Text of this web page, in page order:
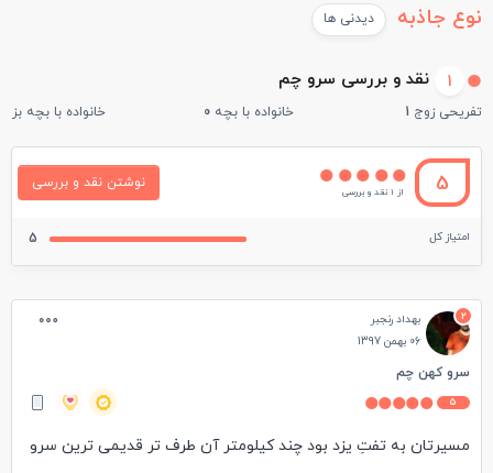
نوع جاذبه دیدنی ها
1 نقد و بررسی سرو چم
تفریحی زوج 1 خانواده با بچه 0 خانواده با بچه
5 از 1 نقد و بررسی
نوشتن نقد و بررسی
امتیاز کل 5
2
بهداد رنجبر
06 بهمن 1397
سرو کهن چم
5
مسیرتان به تفتِ یزد بود چند کیلومتر آن طرف تر قدیمی ترین سرو